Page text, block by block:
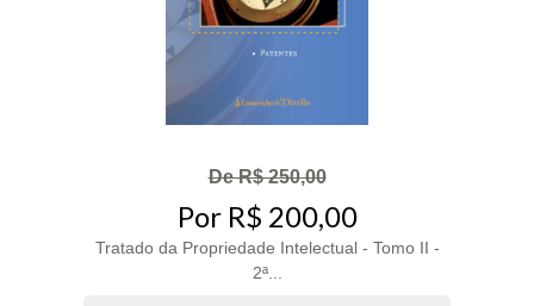
De R$ 250,00
Por R$ 200,00
Tratado da Propriedade Intelectual - Tomo II -
2ª...